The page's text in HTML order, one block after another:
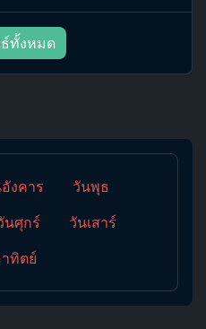
ทั้งหมด
งคาร วันพุธ
นศุกร์ วันเสาร์
ทิตย์